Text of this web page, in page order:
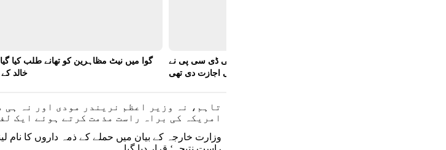
گوا میں نیٹ مظاہرین کو تھانے طلب کیا
خالد
طلبہ تحریک: دوسری ڈائری انٹری میں انکشاف، دہلی ڈی سی پی نے
تحریری طور پر پیلٹ گن کے استعمال کی اجازت دی تھی
تاہم، نہ وزیر اعظم نریندر مودی اور نہ ہی
امریکہ کی براہ راست مذمت کرتے ہوئے ایک
وزارت خارجہ کے بیان میں حملے کے ذمہ داروں کا نام